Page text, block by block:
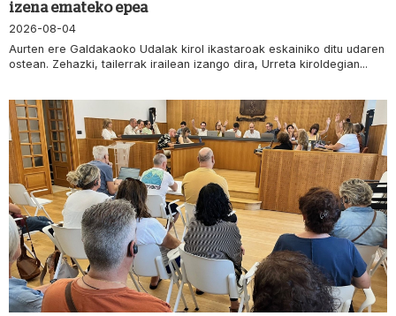
izena emateko epea
2026-08-04
Aurten ere Galdakaoko Udalak kirol ikastaroak eskainiko ditu udaren
ostean. Zehazki, tailerrak irailean izango dira, Urreta kiroldegian...